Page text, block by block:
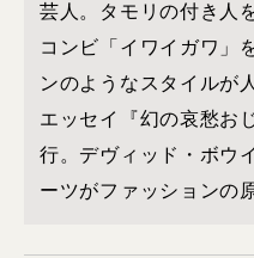
芸人。タモリの付き人
コンビ「イワイガワ」
ンのようなスタイルが
エッセイ『幻の哀愁お
行。デヴィッド・ボウ
ーツがファッションの